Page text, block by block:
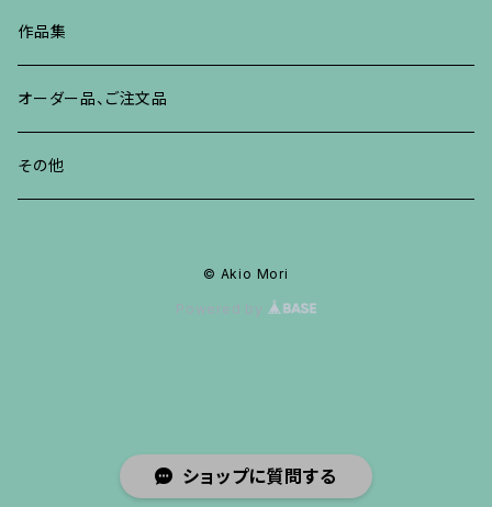
ショップに質問する
ブレスレット、バングル、その他
ブレスレット、その他
リング
ネックレス、ペンダント
リング
ブレスレット、バングル
イヤリング、ピアス
ネックレス、ペンダント
リング
作品集
オーダー品、ご注文品
その他
© Akio Mori
Powered by